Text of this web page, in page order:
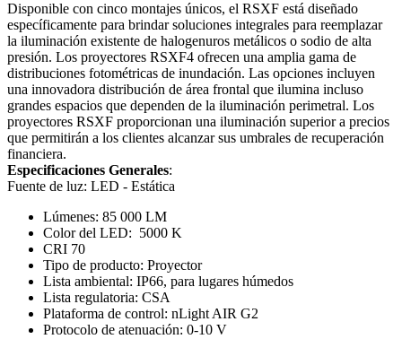
Disponible con cinco montajes únicos, el RSXF está diseñado
específicamente para brindar soluciones integrales para reemplazar
la iluminación existente de halogenuros metálicos o sodio de alta
presión. Los proyectores RSXF4 ofrecen una amplia gama de
distribuciones fotométricas de inundación. Las opciones incluyen
una innovadora distribución de área frontal que ilumina incluso
grandes espacios que dependen de la iluminación perimetral. Los
proyectores RSXF proporcionan una iluminación superior a precios
que permitirán a los clientes alcanzar sus umbrales de recuperación
financiera.
Especificaciones Generales:
Fuente de luz: LED - Estática
Lúmenes: 85 000 LM
Color del LED: 5000 K
CRI 70
Tipo de producto: Proyector
Lista ambiental: IP66, para lugares húmedos
Lista regulatoria: CSA
Plataforma de control: nLight AIR G2
Protocolo de atenuación: 0-10 V